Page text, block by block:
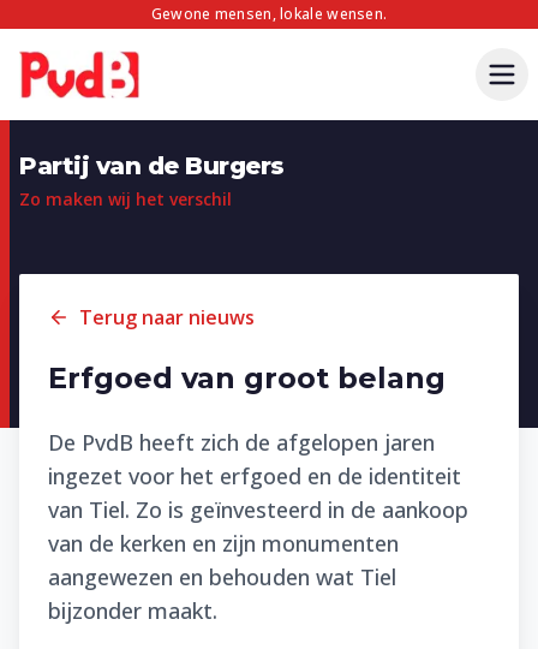
Gewone mensen, lokale wensen.
Partij van de Burgers
Zo maken wij het verschil
Terug naar nieuws
Erfgoed van groot belang
De PvdB heeft zich de afgelopen jaren
ingezet voor het erfgoed en de identiteit
van Tiel. Zo is geïnvesteerd in de aankoop
van de kerken en zijn monumenten
aangewezen en behouden wat Tiel
bijzonder maakt.